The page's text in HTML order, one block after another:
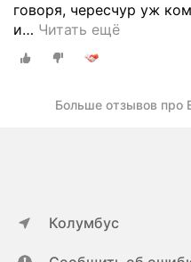
говоря, чересчур уж
и… Читать ещё
Больше отзывов про
Колумбус